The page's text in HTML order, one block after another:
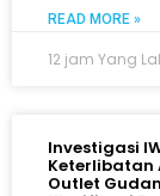
READ MORE »
12 jam Yang
Investigasi
Keterlibatan
Outlet